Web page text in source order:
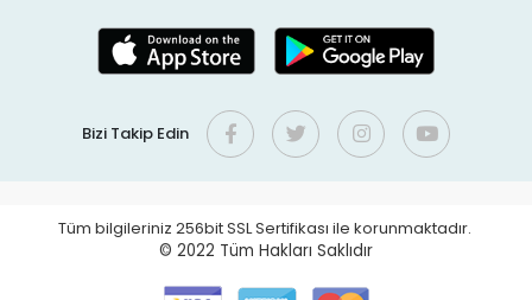
Bizi Takip Edin
Tüm bilgileriniz 256bit SSL Sertifikası ile korunmaktadır.
© 2022 Tüm Hakları Saklıdır